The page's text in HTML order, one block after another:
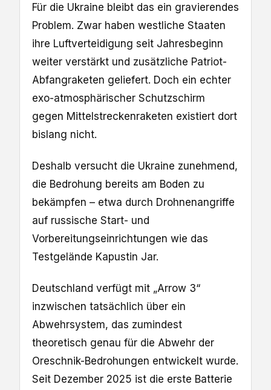
Für die Ukraine bleibt das ein gravierendes
Problem. Zwar haben westliche Staaten
ihre Luftverteidigung seit Jahresbeginn
weiter verstärkt und zusätzliche Patriot-
Abfangraketen geliefert. Doch ein echter
exo-atmosphärischer Schutzschirm
gegen Mittelstreckenraketen existiert dort
bislang nicht.
Deshalb versucht die Ukraine zunehmend,
die Bedrohung bereits am Boden zu
bekämpfen – etwa durch Drohnenangriffe
auf russische Start- und
Vorbereitungseinrichtungen wie das
Testgelände Kapustin Jar.
Deutschland verfügt mit „Arrow 3“
inzwischen tatsächlich über ein
Abwehrsystem, das zumindest
theoretisch genau für die Abwehr der
Oreschnik-Bedrohungen entwickelt wurde.
Seit Dezember 2025 ist die erste Batterie